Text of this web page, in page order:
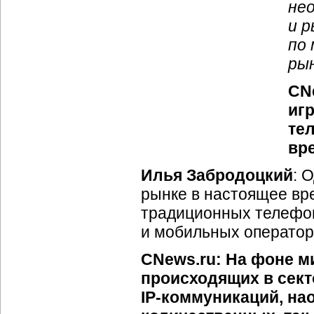
и
по
Илья Забродоцкий:
рынке в настоящее
традиционных
и мобильных
CNews.ru: На фоне
происходящих в
IP-коммуникаций,